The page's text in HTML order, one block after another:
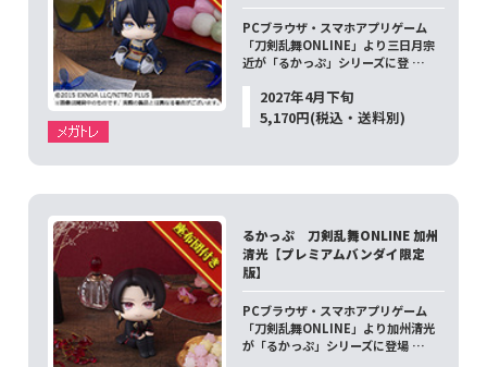
PCブラウザ・スマホアプリゲーム
「刀剣乱舞ONLINE」より三日月宗
近が「るかっぷ」シリーズに登 …
2027年4月下旬
5,170円(税込・送料別)
るかっぷ 刀剣乱舞ONLINE 加州
清光【プレミアムバンダイ限定
版】
PCブラウザ・スマホアプリゲーム
「刀剣乱舞ONLINE」より加州清光
が「るかっぷ」シリーズに登場 …